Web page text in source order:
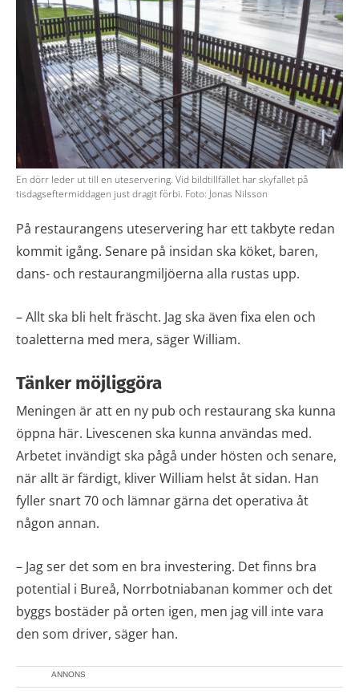
En dörr leder ut till en uteservering. Vid bildtillfället har skyfallet på
tisdagseftermiddagen just dragit förbi. Foto: Jonas Nilsson
På restaurangens uteservering har ett takbyte redan
kommit igång. Senare på insidan ska köket, baren,
dans- och restaurangmiljöerna alla rustas upp.
– Allt ska bli helt fräscht. Jag ska även fixa elen och
toaletterna med mera, säger William.
Tänker möjliggöra
Meningen är att en ny pub och restaurang ska kunna
öppna här. Livescenen ska kunna användas med.
Arbetet invändigt ska pågå under hösten och senare,
när allt är färdigt, kliver William helst åt sidan. Han
fyller snart 70 och lämnar gärna det operativa åt
någon annan.
– Jag ser det som en bra investering. Det finns bra
potential i Bureå, Norrbotniabanan kommer och det
byggs bostäder på orten igen, men jag vill inte vara
den som driver, säger han.
ANNONS